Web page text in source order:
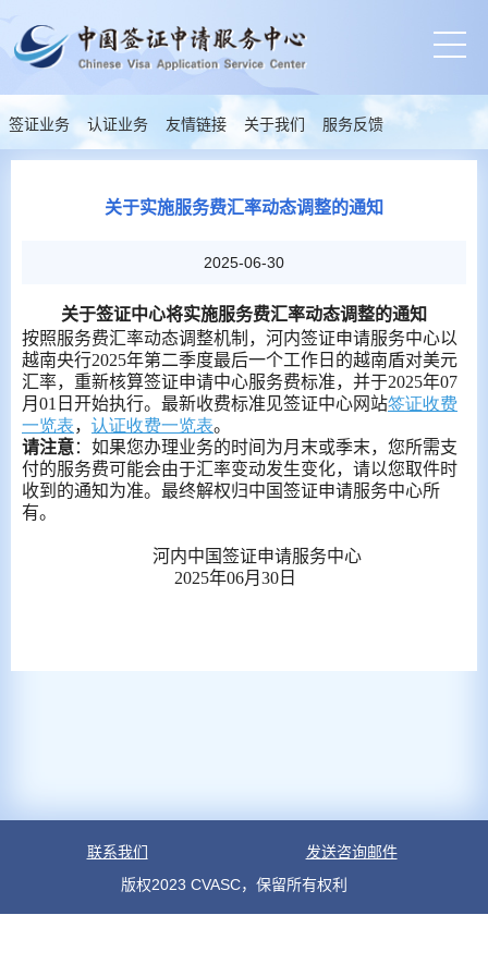
签证业务 认证业务 友情链接 关于我们 服务反馈
关于实施服务费汇率动态调整的通知
2025-06-30
关于签证中心将实施服务费汇率动态调整的通知
按照服务费汇率动态调整机制，河内签证申请服务中心以
越南央行2025年第二季度最后一个工作日的越南盾对美元
汇率，重新核算签证申请中心服务费标准，并于2025年07
月 01 日开始执行。最新收费标准见签证中心网站签证收费
一览表， 认证收费一览表。
请注意：如果您办理业务的时间为月末或季末，您所需支
付的服务费可能会由于汇率变动发生变化，请以您取件时
收到的通知为准。最终解权归中国签证申请服务中心所
有。
河内中国签证申请服务中心
2025年06月30日
联系我们
发送咨询邮件
版权2023 CVASC，保留所有权利